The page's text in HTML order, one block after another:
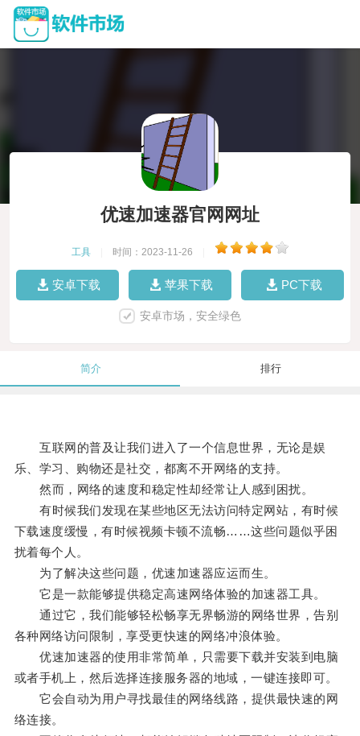
优速加速器官网网址
工具 时间：2023-11-26
安卓下载 苹果下载 PC下载
安卓市场，安全绿色
简介 排行
互联网的普及让我们进入了一个信息世界，无论是娱
乐、学习、购物还是社交，都离不开网络的支持。
然而，网络的速度和稳定性却经常让人感到困扰。
有时候我们发现在某些地区无法访问特定网站，有时候
下载速度缓慢，有时候视频卡顿不流畅……这些问题似乎困
扰着每个人。
为了解决这些问题，优速加速器应运而生。
它是一款能够提供稳定高速网络体验的加速器工具。
通过它，我们能够轻松畅享无界畅游的网络世界，告别
各种网络访问限制，享受更快速的网络冲浪体验。
优速加速器的使用非常简单，只需要下载并安装到电脑
或者手机上，然后选择连接服务器的地域，一键连接即可。
它会自动为用户寻找最佳的网络线路，提供最快速的网
络连接。